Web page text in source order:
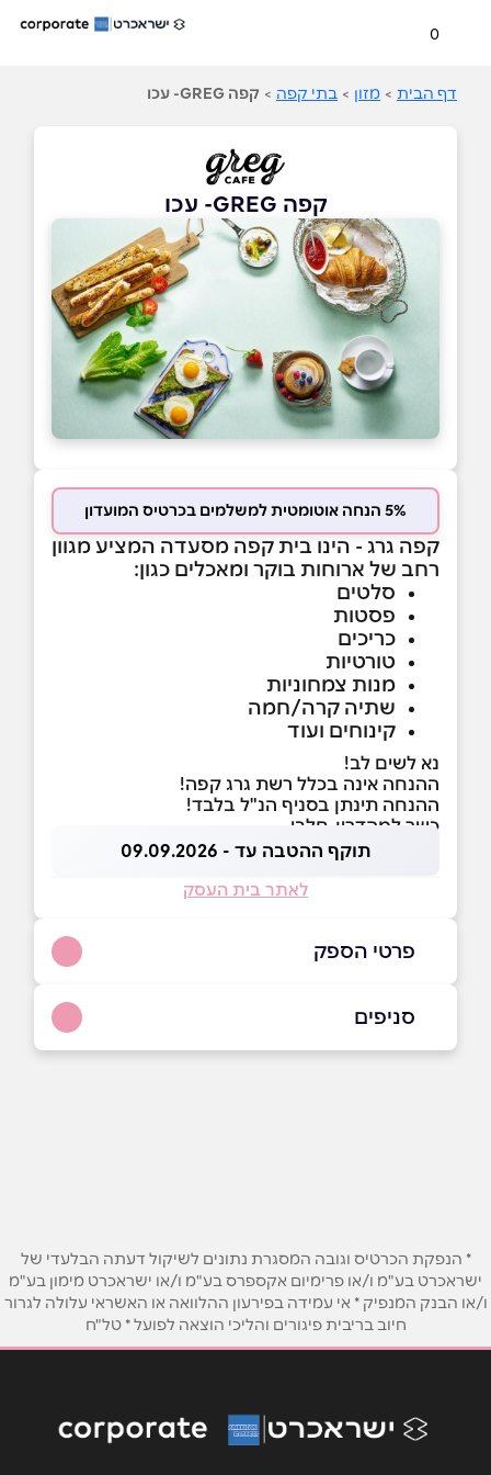
0
דף הבית > מזון > בתי קפה > קפה GREG- עכו
קפה GREG- עכו
5% הנחה אוטומטית למשלמים בכרטיס המועדון
קפה גרג - הינו בית קפה מסעדה המציע מגוון
רחב של ארוחות בוקר ומאכלים כגון:
סלטים
פסטות
כריכים
טורטיות
מנות צמחוניות
שתיה קרה/חמה
קינוחים ועוד
נא לשים לב!
ההנחה אינה בכלל רשת גרג קפה!
ההנחה תינתן בסניף הנ"ל בלבד!
כשר למהדרין-חלבי
תוקף ההטבה עד - 09.09.2026
לאתר בית העסק
פרטי הספק
באתר
אימייל*
אנא חזרו אלי בקשר ל...
סניפים
* הנפקת הכרטיס וגובה המסגרת נתונים לשיקול דעתה הבלעדי של
ישראכרט בע"מ ו/או פרימיום אקספרס בע"מ ו/או ישראכרט מימון בע"מ
ו/או הבנק המנפיק * אי עמידה בפירעון ההלוואה או האשראי עלולה לגרור
חיוב בריבית פיגורים והליכי הוצאה לפועל * טל"ח